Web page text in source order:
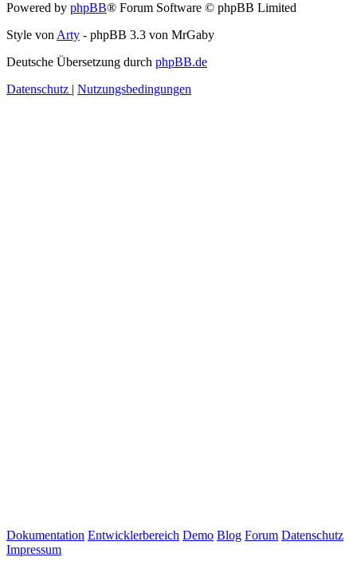
Powered by phpBB® Forum Software © phpBB Limited
Style von Arty - phpBB 3.3 von MrGaby
Deutsche Übersetzung durch phpBB.de
Datenschutz | Nutzungsbedingungen
Dokumentation Entwicklerbereich Demo Blog Forum Datenschutz
Impressum